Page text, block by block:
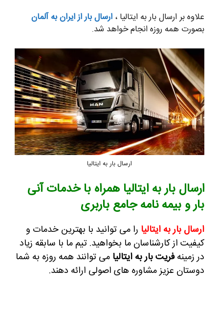
علاوه بر ارسال بار به ایتالیا ، ارسال بار از ایران به آلمان
بصورت همه روزه انجام خواهد شد.
ارسال بار به ایتالیا
ارسال بار به ایتالیا همراه با خدمات آنی
بار و بیمه نامه جامع باربری
ارسال بار به ایتالیا را می توانید با بهترین خدمات و
کیفیت از کارشناسان ما بخواهید. تیم ما با سابقه زیاد
در زمینهفریت بار به ایتالیا می توانند همه روزه به شما
دوستان عزیز مشاوره های اصولی ارائه دهند.